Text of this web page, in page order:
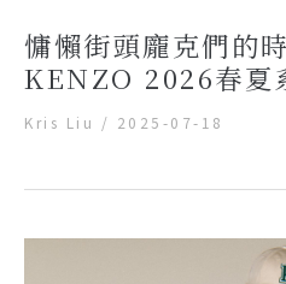
慵懶街頭龐克們的
KENZO 2026春夏
Kris Liu / 2025-07-18